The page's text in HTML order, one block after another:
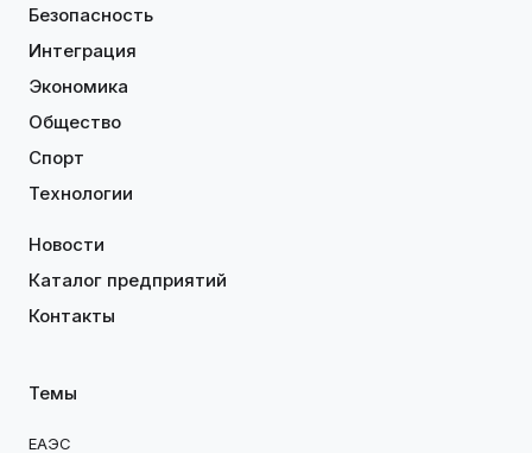
Безопасность
Интеграция
Экономика
Общество
Спорт
Технологии
Новости
Каталог предприятий
Контакты
Темы
ЕАЭС